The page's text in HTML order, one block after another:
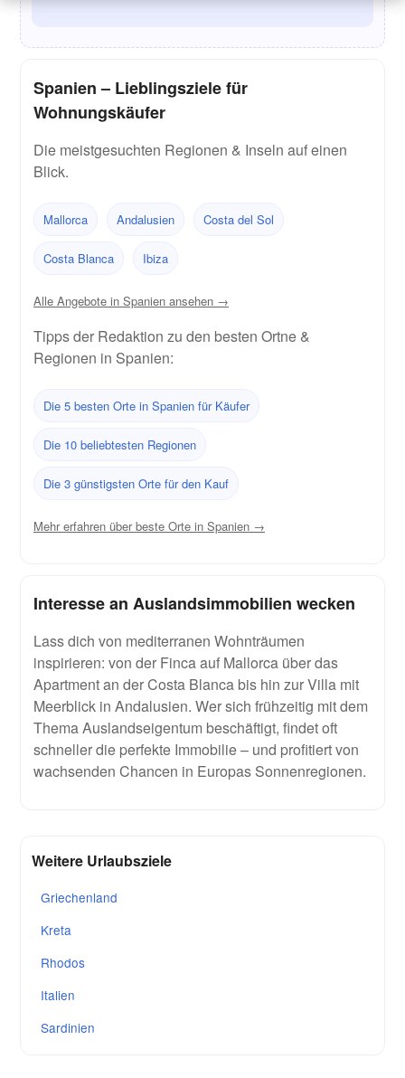
Spanien – Lieblingsziele für
Wohnungskäufer
Die meistgesuchten Regionen & Inseln auf einen
Blick.
Mallorca Andalusien Costa del Sol
Costa Blanca Ibiza
Alle Angebote in Spanien ansehen →
Tipps der Redaktion zu den besten Ortne &
Regionen in Spanien:
Die 5 besten Orte in Spanien für Käufer
Die 10 beliebtesten Regionen
Die 3 günstigsten Orte für den Kauf
Mehr erfahren über beste Orte in Spanien →
Interesse an Auslandsimmobilien wecken
Lass dich von mediterranen Wohnträumen
inspirieren: von der Finca auf Mallorca über das
Apartment an der Costa Blanca bis hin zur Villa mit
Meerblick in Andalusien. Wer sich frühzeitig mit dem
Thema Auslandseigentum beschäftigt, findet oft
schneller die perfekte Immobilie – und profitiert von
wachsenden Chancen in Europas Sonnenregionen.
Weitere Urlaubsziele
Griechenland
Kreta
Rhodos
Italien
Sardinien